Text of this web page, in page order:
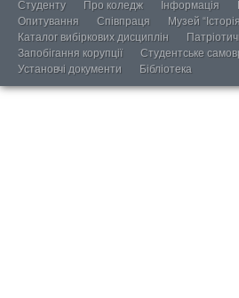
Студенту Про коледж Інформація
Опитування
Співпраця
Музей
Каталог вибіркових дисциплін
Запобігання корупції
Студентське
Установчі документи
Бібліотека